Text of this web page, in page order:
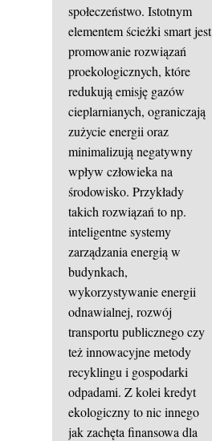
społeczeństwo. Istotnym
elementem ścieżki smart jest
promowanie rozwiązań
proekologicznych, które
redukują emisję gazów
cieplarnianych, ograniczają
zużycie energii oraz
minimalizują negatywny
wpływ człowieka na
środowisko. Przykłady
takich rozwiązań to np.
inteligentne systemy
zarządzania energią w
budynkach,
wykorzystywanie energii
odnawialnej, rozwój
transportu publicznego czy
też innowacyjne metody
recyklingu i gospodarki
odpadami. Z kolei kredyt
ekologiczny to nic innego
jak zachęta finansowa dla